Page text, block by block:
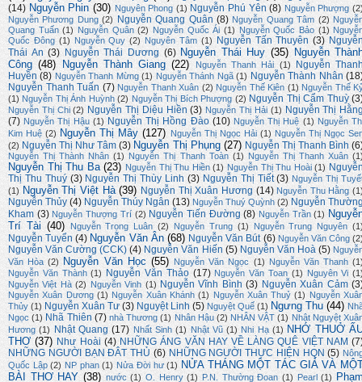
(14) Nguyễn Phin (30) Nguyên Phong (1) Nguyễn Phú Yên (8) Nguyễn Phượng
Nguyễn Phương Dung (2) Nguyễn Quang Quân (8) Nguyễn Quang Tâm (2)
Quang Tuấn (1) Nguyễn Quân (2) Nguyễn Quốc Ái (1) Nguyễn Quốc Bảo (1)
Quốc Đông (1) Nguyễn Quy (2) Nguyên Tâm (1) Nguyễn Tấn Thuyên (3)
Thái An (3) Nguyễn Thái Dương (6) Nguyễn Thái Huy (35)
Nguyễn
Công (48) Nguyễn Thành Giang (22) Nguyễn Thanh Hải (1)
Nguyễn
Huyền (8) Nguyễn Thanh Mừng (1) Nguyễn Thánh Ngã (1) Nguyễn Thành Nhân
Nguyễn Thanh Tuấn (7) Nguyễn Thanh Xuân (2) Nguyễn Thế Kiên (1) Nguyễn Thế
(1) Nguyễn Thị Ánh Huỳnh (2) Nguyễn Thị Bích Phượng (2) Nguyễn Thị Cẩm Thuỳ
Nguyễn Thị Chi (2) Nguyễn Thị Diệu Hiền (3) Nguyễn Thị Hải (1) Nguyễn Thị
(7) Nguyễn Thị Hậu (1) Nguyễn Thị Hồng Đào (10) Nguyễn Thị Huệ (1) Nguyễn
Kim Huệ (2) Nguyễn Thị Mây (127) Nguyễn Thị Ngọc Hải (1) Nguyễn Thị Ngọc
(2) Nguyễn Thị Như Tâm (3) Nguyễn Thị Phụng (27) Nguyễn Thị Thanh Bình
Nguyễn Thị Thành Nhân (1) Nguyễn Thị Thanh Toàn (1) Nguyễn Thị Thanh Xuân
Nguyễn Thị Thu Ba (23) Nguyễn Thị Thu Hiền (1) Nguyễn Thị Thu Hoài (1)
Thị Thu Thuý (3) Nguyễn Thị Thùy Linh (3) Nguyễn Thị Tiết (3) Nguyễn Thị
(1) Nguyễn Thị Việt Hà (39) Nguyễn Thị Xuân Hương (14) Nguyễn Thu Hằng
Nguyễn Thủy (4) Nguyễn Thúy Ngân (13) Nguyễn Thuý Quỳnh (2) Nguyễn
Kham (3) Nguyễn Thượng Trí (2) Nguyễn Tiến Đường (8) Nguyễn Trần (1)
Trí Tài (40) Nguyễn Trọng Luân (2) Nguyễn Trung (1) Nguyễn Trung Nguyên
Nguyễn Tuyển (4) Nguyễn Văn Ân (68) Nguyễn Văn Bút (6) Nguyễn Văn Công
Nguyễn Văn Cường (CCK) (4) Nguyễn Văn Hiến (5) Nguyễn Văn Hoà (5)
Văn Hòa (2) Nguyễn Văn Học (55) Nguyễn Văn Ngọc (1) Nguyễn Văn Thanh
Nguyễn Văn Thành (1) Nguyễn Văn Thảo (17) Nguyễn Văn Toan (1) Nguyên Vi
Nguyễn Việt Hà (2) Nguyễn Vinh (1) Nguyễn Vĩnh Bình (3) Nguyễn Xuân Cảm
Nguyễn Xuân Dương (1) Nguyễn Xuân Khánh (1) Nguyễn Xuân Thuỷ (1) Nguyễn
Thủy (1) Nguyễn Xuân Tư (3) Nguyệt Linh (5) Nguyệt Quế (1) Ngưng Thu (44)
Ngọc (1) Nhã Thiên (7) nhà Thương (1) Nhân Hậu (2) NHÂN VẬT (1) Nhật Nguyệt
Hương (1) Nhật Quang (17) Nhất Sinh (1) Nhật Vũ (1) Nhi Hạ (1) NHỚ THUỞ
THƠ (37) Như Hoài (4) NHỮNG ÁNG VĂN HAY VỀ LÀNG QUÊ VIỆT NAM
NHỮNG NGƯỜI BẠN ĐÂT THỦ (6) NHỮNG NGƯỜI THỰC HIỆN HQN (5)
Quốc Lập (2) NP phan (1) Nửa Đời hư (1) NỬA THÁNG MỘT TÁC GIẢ VÀ
BÀI THƠ HAY (38) nước (1) O. Henry (1) P.N. Thường Đoan (1) Pearl (1)